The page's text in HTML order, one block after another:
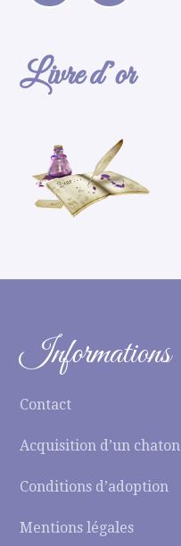
Livre d’or
Informations
Contact
Acquisition d’un chaton
Conditions d’adoption
Mentions légales